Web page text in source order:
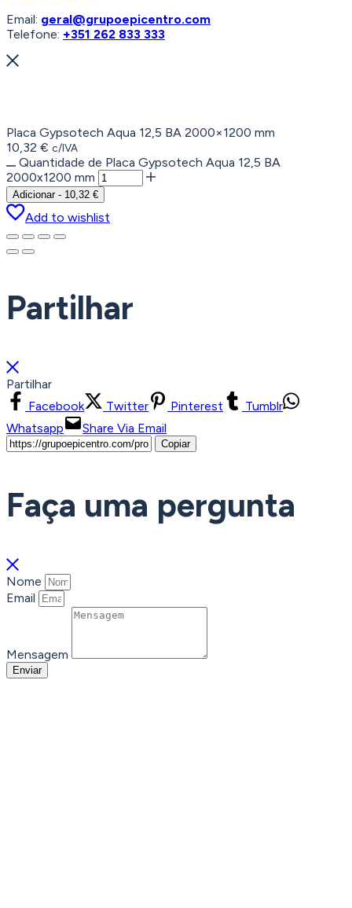
Email: geral@grupoepicentro.com
Telefone: +351 262 833 333
Placa Gypsotech Aqua 12,5 BA 2000×1200 mm
10,32 € c/IVA
Quantidade de Placa Gypsotech Aqua 12,5 BA
2000x1200 mm
Adicionar - 10,32 €
Add to wishlist
Partilhar
Partilhar
Facebook
Twitter Pinterest
Tumblr
Whatsapp
Share Via Email
Copiar
Faça uma pergunta
Nome
Email
Mensagem
Enviar